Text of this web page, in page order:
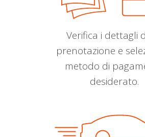
Verifica i dettagli
prenotazione e
metodo di
desiderato.